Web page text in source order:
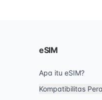
eSIM
Apa itu eSIM?
Kompatibilitas